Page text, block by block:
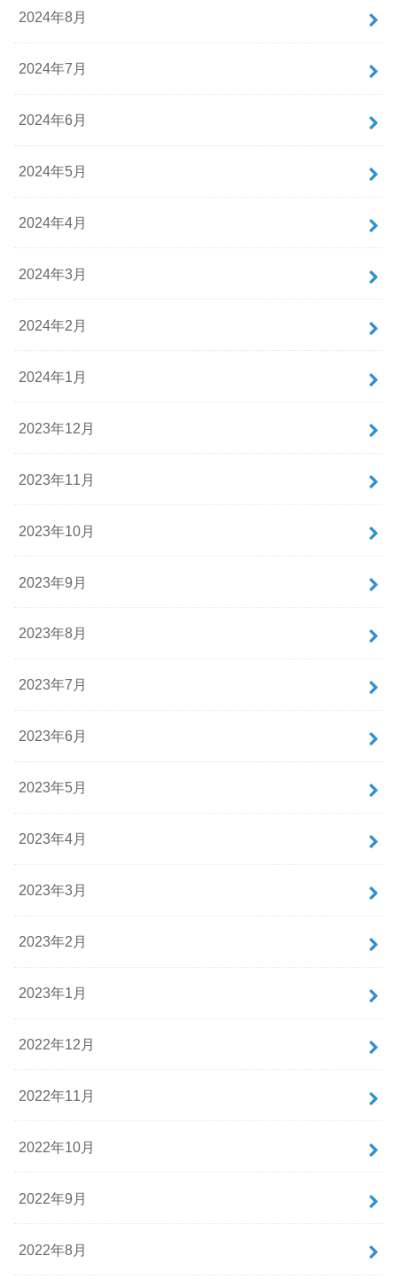
2024年8月
2024年7月
2024年6月
2024年5月
2024年4月
2024年3月
2024年2月
2024年1月
2023年12月
2023年11月
2023年10月
2023年9月
2023年8月
2023年7月
2023年6月
2023年5月
2023年4月
2023年3月
2023年2月
2023年1月
2022年12月
2022年11月
2022年10月
2022年9月
2022年8月